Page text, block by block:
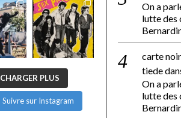
CHARGER PLUS
Suivre sur Instagram
On a
lutte des
carte
tiede
On a
lutte des